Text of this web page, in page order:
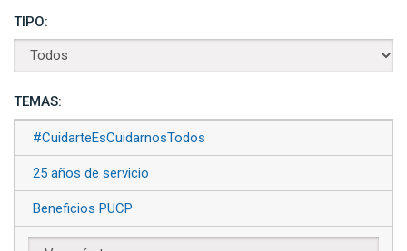
TIPO:
TEMAS:
#CuidarteEsCuidarnosTodos
25 años de servicio
Beneficios PUCP